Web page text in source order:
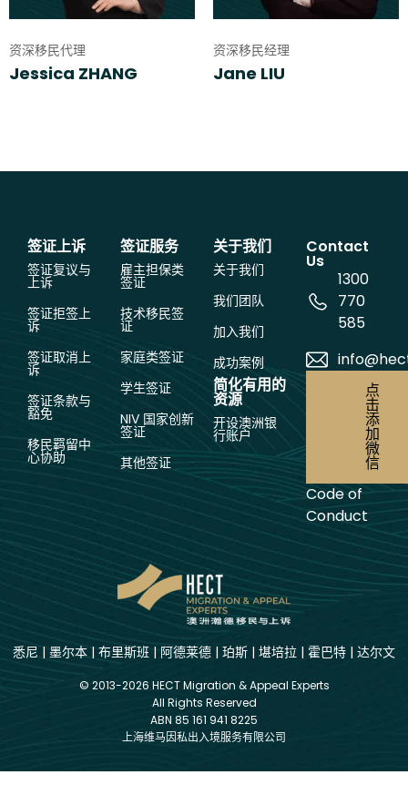
资深移民代理
Jessica ZHANG
资深移民经理
Jane LIU
签证上诉
签证复议与
上诉
签证拒签上
诉
签证取消上
诉
签证条款与
豁免
移民羁留中
心协助
签证服务
雇主担保类
签证
技术移民签
证
家庭类签证
学生签证
NIV 国家创新
签证
其他签证
关于我们
关于我们
我们团队
加入我们
成功案例
简化有用的
资源
开设澳洲银
行账户
Contact
Us
1300
770
585
点
击
添
加
微
信
Code of
Conduct
悉尼 | 墨尔本 | 布里斯班 | 阿德莱德 | 珀斯 | 堪培拉 | 霍巴特 | 达尔文
© 2013-2026 HECT Migration & Appeal Experts
All Rights Reserved
ABN 85 161 941 8225
上海维马因私出入境服务有限公司